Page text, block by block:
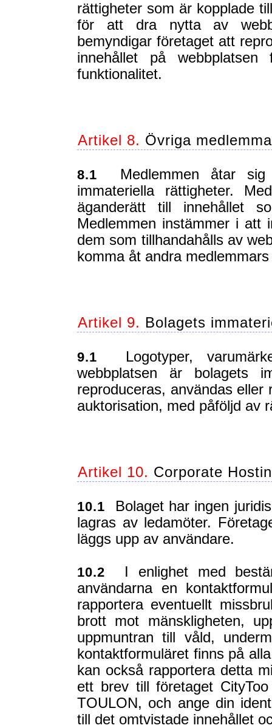
rättigheter som är kopplade
för att dra nytta av
bemyndigar företaget att
innehållet på
funktionalitet.
Artikel 8. Övriga
8.1 Medlemmen åtar sig
immateriella rättigheter.
äganderätt till innehållet
Medlemmen instämmer i att
dem som tillhandahålls av
komma åt andra
Artikel 9. Bolagets
9.1 Logotyper,
webbplatsen är bolagets
reproduceras, användas
auktorisation, med påföljd av
Artikel 10. Corporate
10.1 Bolaget har ingen
lagras av ledamöter.
läggs upp av användare.
10.2 I enlighet med
användarna en
rapportera eventuellt
brott mot mänskligheten,
uppmuntran till våld,
kontaktformuläret finns på
kan också rapportera detta
ett brev till företaget
TOULON, och ange din
till det omtvistade innehållet